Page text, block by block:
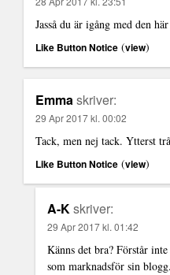
Jasså du är igång med den
Like Button Notice (view)
Emmaskriver:
29 Apr 2017 kl. 00:02
Tack, men nej tack. Ytterst
Like Button Notice (view)
A-Kskriver:
29 Apr 2017 kl. 01:42
Känns det bra? Förstår
som marknadsför sin